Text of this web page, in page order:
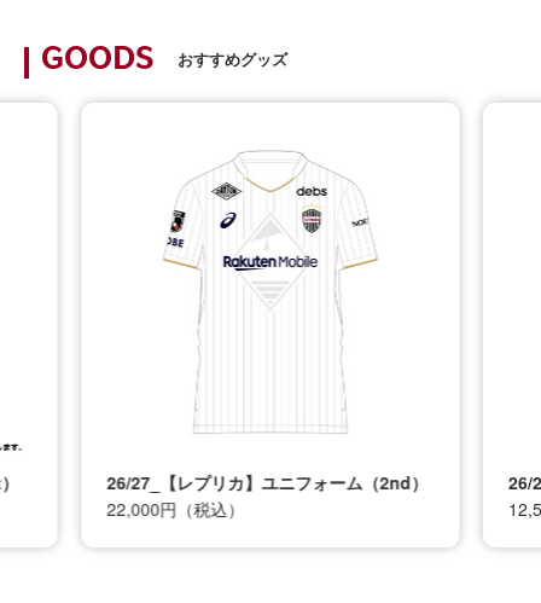
GOODS おすすめグッズ
26/27_【レプリカ】ユニフォーム（2nd）
22,000円（税込）
26/